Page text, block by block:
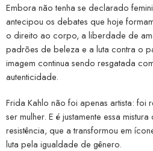
Embora não tenha se declarado
antecipou os debates que hoje
o direito ao corpo, a liberdade de
padrões de beleza e a luta contra o
imagem continua sendo resgatada
autenticidade.
Frida Kahlo não foi apenas artista: foi
ser mulher. E é justamente essa
resistência, que a transformou em
luta pela igualdade de gênero.